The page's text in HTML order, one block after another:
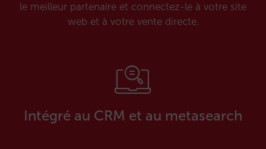
le meilleur partenaire et connectez-le à votre site
web et à votre vente directe.
Intégré au CRM et au metasearch